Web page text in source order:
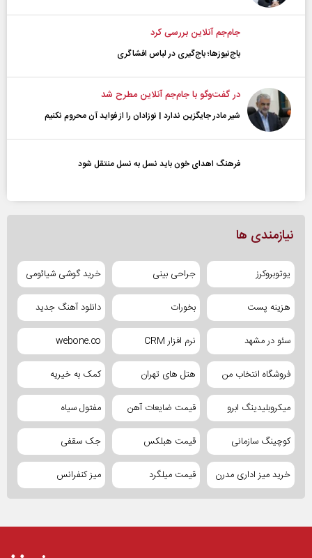
جام‌جم آنلاین بررسی کرد
باج‌نیوزها؛ باج‌گیری در لباس افشاگری
در گفت‌و‌گو با جام‌جم آنلاین مطرح شد
شیر مادر جایگزین ندارد | نوزادان را از فواید آن محروم نکنیم
فرهنگ اهدای خون باید نسل به نسل منتقل شود
نیازمندی ها
یوتوبروکرز جراحی بینی خرید گوشی شیائومی
هزینه پست بخورات دانلود آهنگ جدید
سئو در مشهد نرم افزار CRM webone.co
فروشگاه انتخاب من هتل های تهران کمک به خیریه
میکروبلیدینگ ابرو قیمت ضایعات آهن مفتول سیاه
کوچینگ سازمانی قیمت هبلکس جک سقفی
خرید میز اداری مدرن قیمت میلگرد میز کنفرانس